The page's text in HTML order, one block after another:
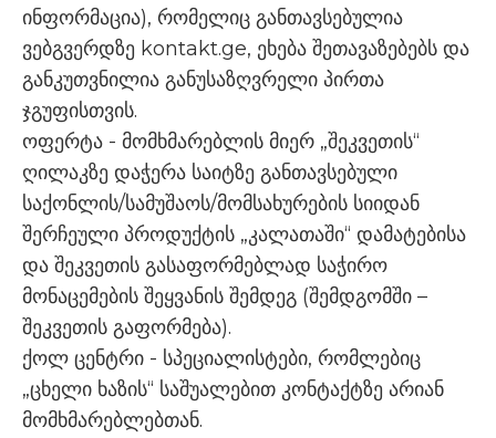
ინფორმაცია), რომელიც განთავსებულია
ვებგვერდზე kontakt.ge, ეხება შეთავაზებებს და
განკუთვნილია განუსაზღვრელი პირთა
ჯგუფისთვის.
ოფერტა - მომხმარებლის მიერ „შეკვეთის“
ღილაკზე დაჭერა საიტზე განთავსებული
საქონლის/სამუშაოს/მომსახურების სიიდან
შერჩეული პროდუქტის „კალათაში“ დამატებისა
და შეკვეთის გასაფორმებლად საჭირო
მონაცემების შეყვანის შემდეგ (შემდგომში –
შეკვეთის გაფორმება).
ქოლ ცენტრი - სპეციალისტები, რომლებიც
„ცხელი ხაზის“ საშუალებით კონტაქტზე არიან
მომხმარებლებთან.